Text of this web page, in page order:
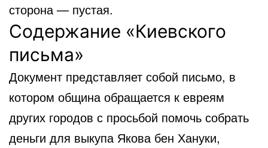
сторона — пустая.
Содержание «Киевского
письма»
Документ представляет собой письмо, в
котором община обращается к евреям
других городов с просьбой помочь собрать
деньги для выкупа Якова бен Хануки,